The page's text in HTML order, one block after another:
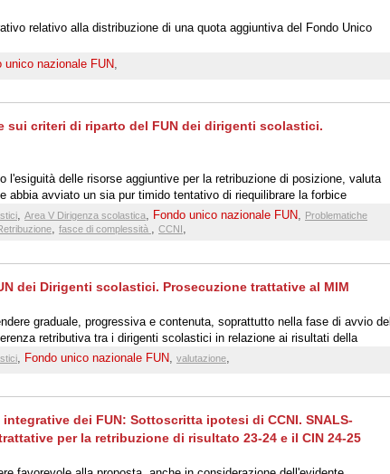
relativo alla distribuzione di una quota aggiuntiva del Fondo Unico
unico nazionale FUN,
sui criteri di riparto del FUN dei dirigenti scolastici.
l'esiguità delle risorse aggiuntive per la retribuzione di posizione, valuta
abbia avviato un sia pur timido tentativo di riequilibrare la forbice
, Area V Dirigenza scolastica, Fondo unico nazionale FUN, Problematiche
, fasce di complessità , CCNI,
dei Dirigenti scolastici. Prosecuzione trattative al MIM
graduale, progressiva e contenuta, soprattutto nella fase di avvio del
retributiva tra i dirigenti scolastici in relazione ai risultati della
, Fondo unico nazionale FUN, valutazione,
dei FUN: Sottoscritta ipotesi di CCNI. SNALS-
per la retribuzione di risultato 23-24 e il CIN 24-25